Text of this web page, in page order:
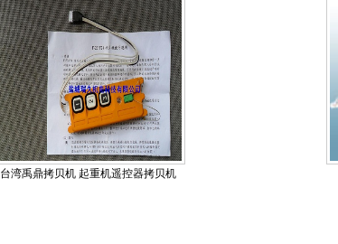
台湾禹鼎拷贝机 起重机遥控器拷贝机